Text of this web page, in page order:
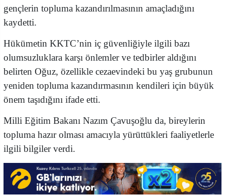
gençlerin topluma kazandırılmasının amaçladığını
kaydetti.
Hükümetin KKTC’nin iç güvenliğiyle ilgili bazı
olumsuzluklara karşı önlemler ve tedbirler aldığını
belirten Oğuz, özellikle cezaevindeki bu yaş grubunun
yeniden topluma kazandırmasının kendileri için büyük
önem taşıdığını ifade etti.
Milli Eğitim Bakanı Nazım Çavuşoğlu da, bireylerin
topluma hazır olması amacıyla yürüttükleri faaliyetlerle
ilgili bilgiler verdi.